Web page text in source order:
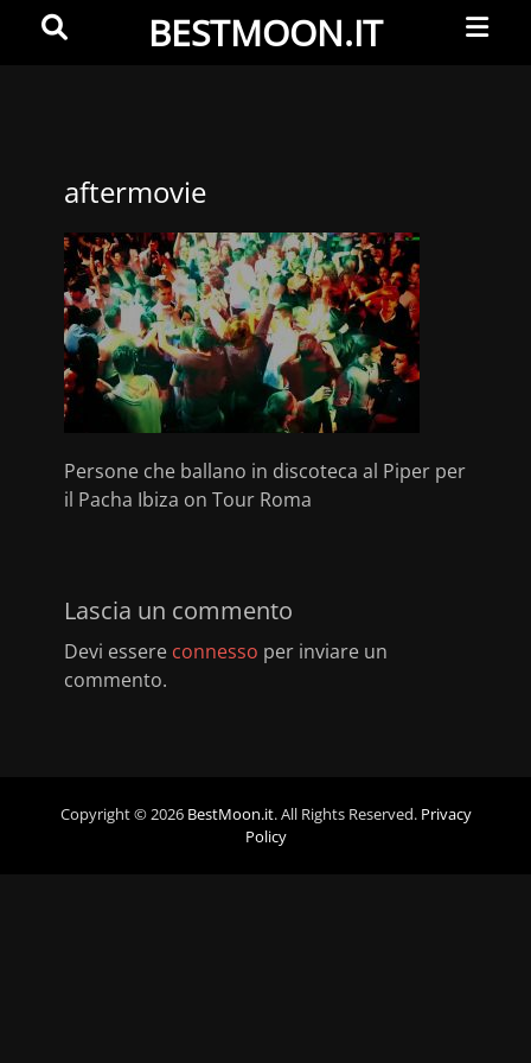
BESTMOON.IT
-
development
Menu
aftermovie
Persone che ballano in discoteca al Piper per
il Pacha Ibiza on Tour Roma
Lascia un commento
Devi essere connesso per inviare un
commento.
Copyright © 2026 BestMoon.it. All Rights Reserved. Privacy
Policy